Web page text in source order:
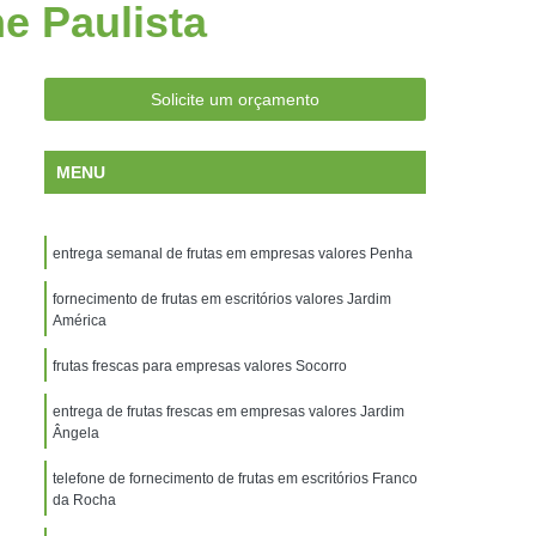
Frutas Frescas Escritórios Campinas
Escritórios Campinas
Santos
de Frutas e Verduras a Domicílio
Entrega de Frutas para Empresas
de Salada de Frutas
Entrega Frutas
Empresa de Entrega de Frutas Santos
Empresas Santos
Empresas Santos
Empresas Santos
Empresas Campinas
Paulista
Solicite um orçamento
MENU
entrega semanal de frutas em empresas valores Penha
fornecimento de frutas em escritórios valores Jardim
América
frutas frescas para empresas valores Socorro
entrega de frutas frescas em empresas valores Jardim
Ângela
telefone de fornecimento de frutas em escritórios Franco
da Rocha